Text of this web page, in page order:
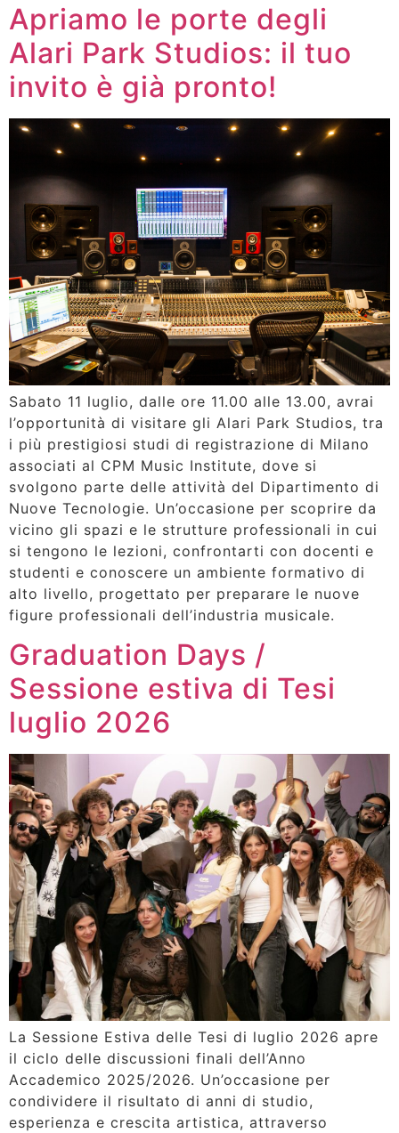
Apriamo le porte degli
Alari Park Studios: il tuo
invito è già pronto!
Sabato 11 luglio, dalle ore 11.00 alle 13.00, avrai
l’opportunità di visitare gli Alari Park Studios, tra
i più prestigiosi studi di registrazione di Milano
associati al CPM Music Institute, dove si
svolgono parte delle attività del Dipartimento di
Nuove Tecnologie. Un’occasione per scoprire da
vicino gli spazi e le strutture professionali in cui
si tengono le lezioni, confrontarti con docenti e
studenti e conoscere un ambiente formativo di
alto livello, progettato per preparare le nuove
figure professionali dell’industria musicale.
Graduation Days /
Sessione estiva di Tesi
luglio 2026
La Sessione Estiva delle Tesi di luglio 2026 apre
il ciclo delle discussioni finali dell’Anno
Accademico 2025/2026. Un’occasione per
condividere il risultato di anni di studio,
esperienza e crescita artistica, attraverso